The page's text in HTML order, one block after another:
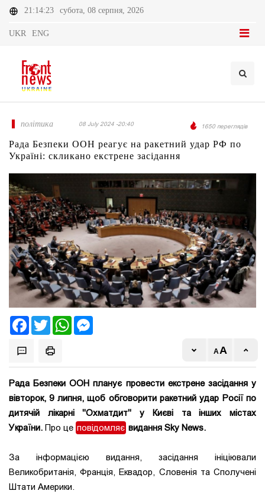
21:14:23 субота, 08 серпня, 2026
UKR ENG
політика 08 July 2024 -20:40 1650 переглядів
Рада Безпеки ООН реагує на ракетний удар РФ по
Україні: скликано екстрене засідання
FacebookTwitter WhatsApp
Рада Безпеки ООН планує провести екстрене засідання у
вівторок, 9 липня, щоб обговорити ракетний удар Росії по
дитячій лікарні "Охматдит" у Києві та інших містах
України. Про це повідомляє видання Sky News.
За інформацією видання, засідання ініціювали
Великобританія, Франція, Еквадор, Словенія та Сполучені
Штати Америки.